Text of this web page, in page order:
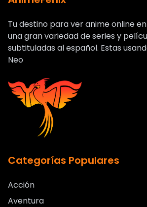
Tu destino para ver anime online
una gran variedad de series y
subtituladas al español. Estas
Neo
Categorías Populares
Acción
Aventura